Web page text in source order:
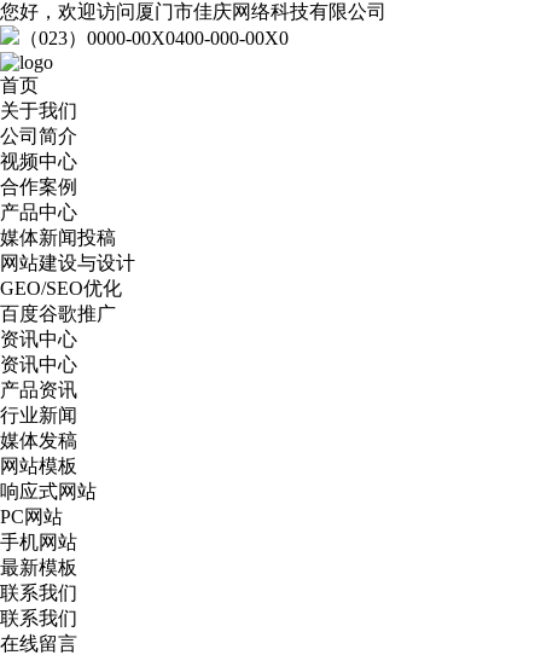
您好，欢迎访问厦门市佳庆网络科技有限公司
（023）0000-00X0400-000-00X0
首页
关于我们
公司简介
视频中心
合作案例
产品中心
媒体新闻投稿
网站建设与设计
GEO/SEO优化
百度谷歌推广
资讯中心
资讯中心
产品资讯
行业新闻
媒体发稿
网站模板
响应式网站
PC网站
手机网站
最新模板
联系我们
联系我们
在线留言